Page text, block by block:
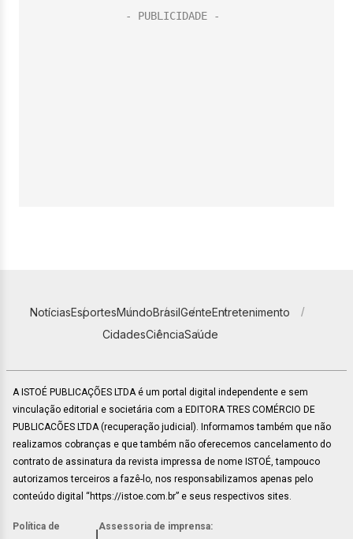
NotíciasEsportesMundoBrasilGenteEntretenimento
CidadesCiênciaSaúde
A ISTOÉ PUBLICAÇÕES LTDA é um portal digital independente e sem
vinculação editorial e societária com a EDITORA TRES COMÉRCIO DE
PUBLICACÕES LTDA (recuperação judicial). Informamos também que não
realizamos cobranças e que também não oferecemos cancelamento do
contrato de assinatura da revista impressa de nome ISTOÉ, tampouco
autorizamos terceiros a fazê-lo, nos responsabilizamos apenas pelo
conteúdo digital “https://istoe.com.br” e seus respectivos sites.
Política de
Assessoria de imprensa: